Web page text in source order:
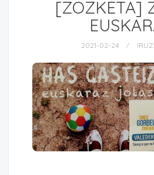
[ZOZKETA]
2021-02-24